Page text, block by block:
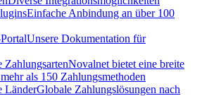
Einfache Anbindung an über 100
Unsere Dokumentation für
ZahlungsartenNovalnet bietet eine breite
als 150 Zahlungsmethoden
LänderGlobale Zahlungslösungen nach